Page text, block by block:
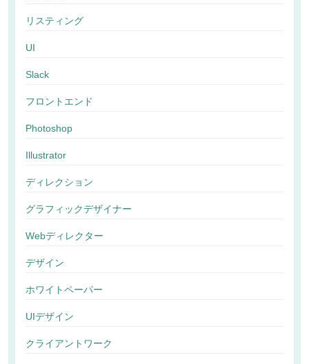
リスティング
UI
Slack
フロントエンド
Photoshop
Illustrator
ディレクション
グラフィックデザイナー
Webディレクター
デザイン
ホワイトペーパー
UIデザイン
クライアントワーク